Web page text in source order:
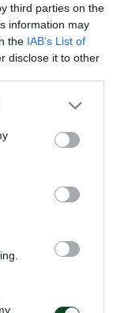
third parties on the
information may
the IAB’s List of
disclose it to other
or more Google
You may click to
party tags to
in below Google
ΔΕΞΙΟΣ ΜΠΑΚ
ΔΕΞΙΟΣ ΜΠΑΚ
ΜΠΑΚ
ΜΠΑΚ
ΜΠΑΚ
ΑΡΙΣΤΕΡΟΣ ΜΠΑΚ
ΑΜΥΝΤΙΚΟΣ
ΑΜΥΝΤΙΚΟΣ